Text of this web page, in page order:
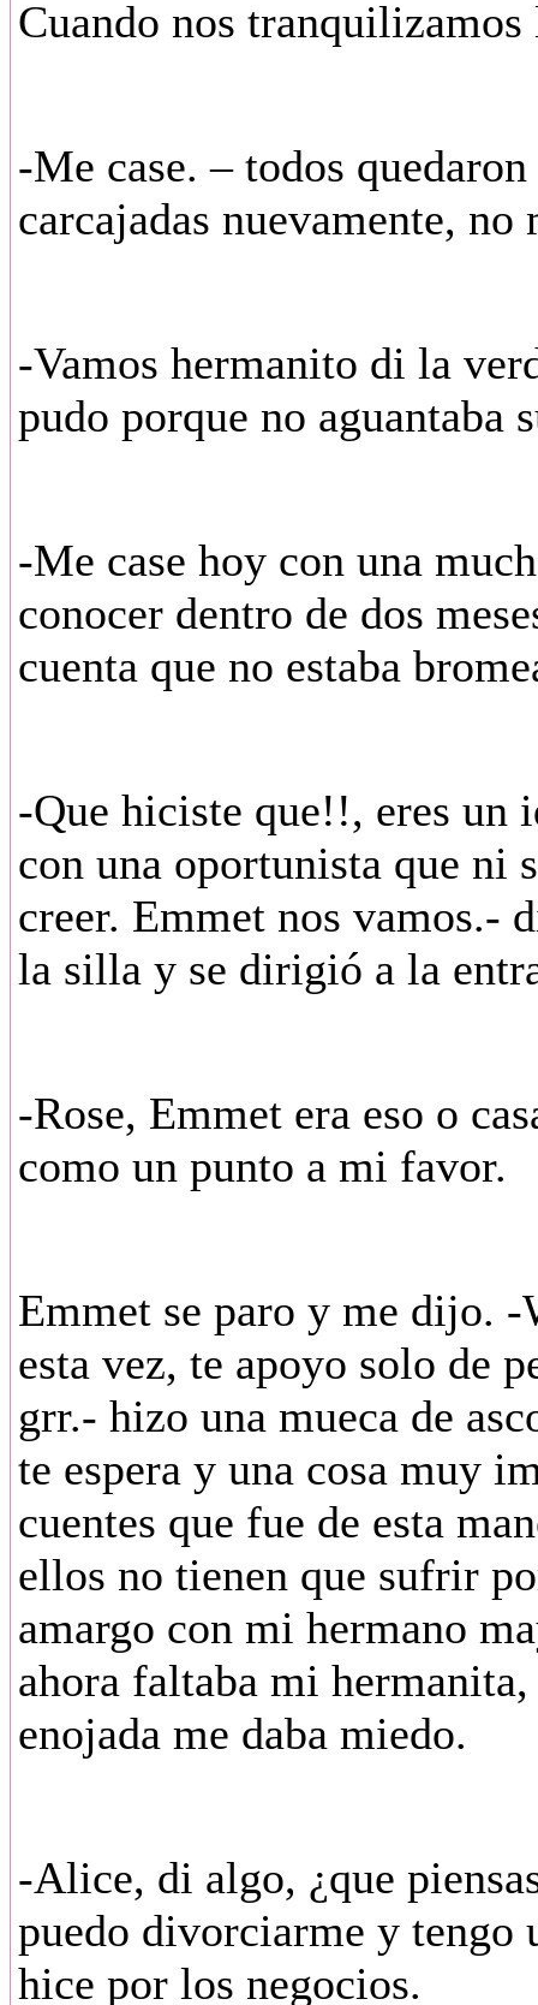
Cuando nos
-Me case. – todos
carcajadas nuevamente, no
-Vamos hermanito di la
pudo porque no aguantaba
-Me case hoy con una
conocer dentro de dos
cuenta que no estaba
-Que hiciste que!!, eres un
con una oportunista que ni
creer. Emmet nos vamos.-
la silla y se dirigió a la
-Rose, Emmet era eso o
como un punto a mi favor.
Emmet se paro y me dijo.
esta vez, te apoyo solo de
grr.- hizo una mueca de
te espera y una cosa muy
cuentes que fue de esta
ellos no tienen que sufrir
amargo con mi hermano
ahora faltaba mi
enojada me daba miedo.
-Alice, di algo, ¿que
puedo divorciarme y
hice por los negocios.